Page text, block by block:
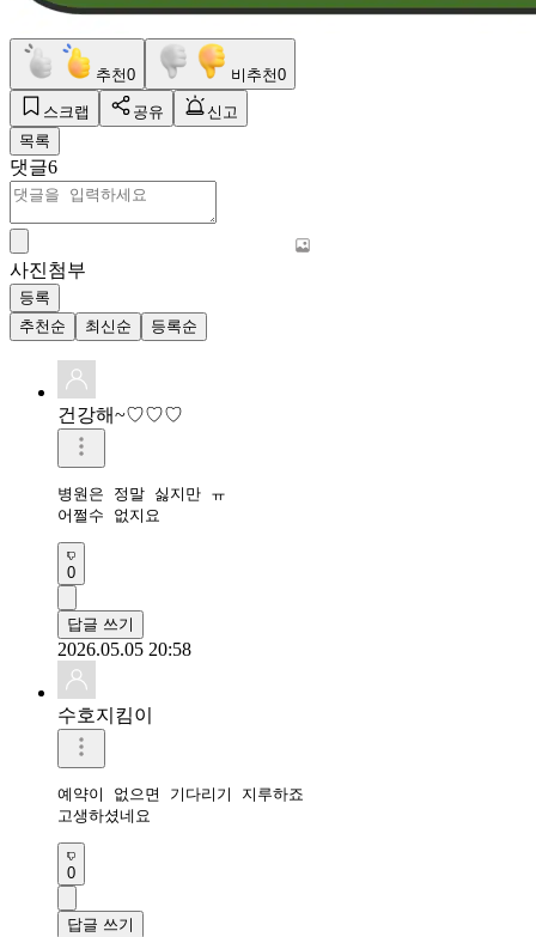
추천0 비추천0
스크랩 공유
신고
목록
댓글6
사진첨부
등록
추천순
최신순 등록순
건강해~♡♡♡
병원은 정말 싫지만 ㅠ
어쩔수 없지요
0
답글 쓰기
2026.05.05 20:58
수호지킴이
예약이 없으면 기다리기 지루하죠
고생하셨네요
0
답글 쓰기